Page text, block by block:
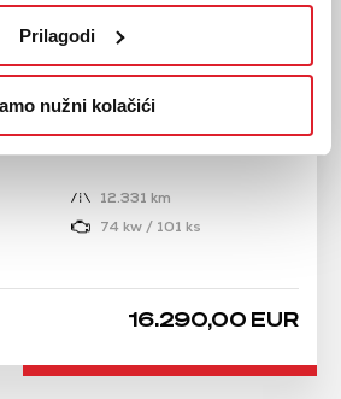
Prilagodi
nužni kolačići
100
12.331 km
74 kw / 101 ks
16.290,00 EUR